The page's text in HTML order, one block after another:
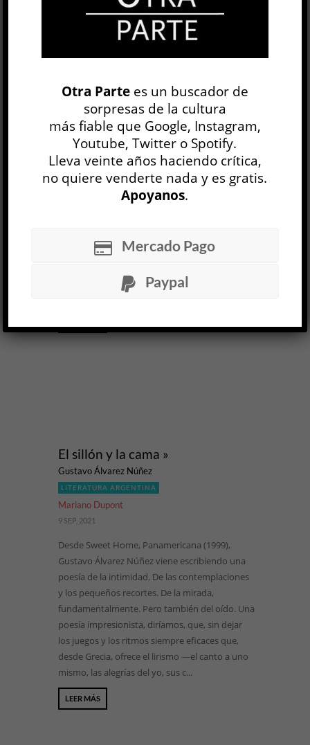
Sara Cohen
LITERATURA ARGENTINA
Mario Nosotti
3 FEB, 2022
Cada hora es única, al punto de que una
decisión, azarosa muchas veces, puede cambiar
un destino y ser la diferencia entre la vida y la
a América cuando los alemanes toman
sobre una alfombra persa dialogan entre sí.
Cuentan la historia fragmentada, ll...
El sillón y la cama »
Gustavo Álvarez Núñez
LITERATURA ARGENTINA
Mariano Dupont
9 SEP, 2021
Desde Sweet Home, Panamericana (1999),
Gustavo Álvarez Núñez viene escribiendo una
poesía de la intimidad. De las contemplaciones
y los pequeños recortes. De la mirada,
fundamentalmente. Pero también del oído. Una
poesía impresionista, diríamos, que, sin dejar
los juegos y los ritmos siempre eficaces que,
desde Grecia, ofrece el lirismo ―el canto a uno
mismo, las alegrías del yo, sus c...
LEER MÁS
Otra Partees un buscador de
sorpresas de la cultura
más fiable que Google, Instagram,
Youtube, Twitter o Spotify.
Lleva veinte años haciendo crítica,
no quiere venderte nada y es gratis.
Apoyanos.
Mercado Pago
Paypal